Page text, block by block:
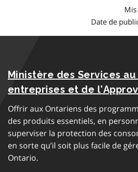
Date de
Ministère des Services
entreprises et de
Offrir aux Ontariens des
des produits essentiels, en
superviser la protection des
en sorte qu’il soit plus facile de
Ontario.